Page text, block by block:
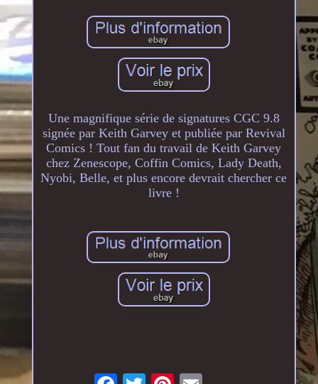
Une magnifique série de signatures CGC 9.8
signée par Keith Garvey et publiée par Revival
Comics ! Tout fan du travail de Keith Garvey
chez Zenescope, Coffin Comics, Lady Death,
Nyobi, Belle, et plus encore devrait chercher ce
livre !